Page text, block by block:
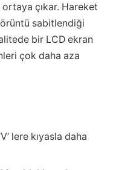
çıkar. Hareket
sabitlendiği
bir LCD ekran
çok daha aza
lere kıyasla daha